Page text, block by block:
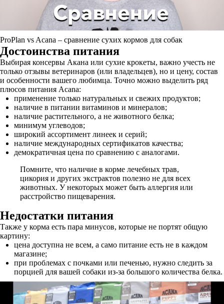
ProPlan vs Acana – сравнение сухих кормов для собак
Достоинства питания
Выбирая консервы Акана или сухие крокеты, важно учесть не
только отзывы ветеринаров (или владельцев), но и цену, состав
и особенности вашего любимца. Точно можно выделить ряд
плюсов питания Acana:
применение только натуральных и свежих продуктов;
наличие в питании витаминов и минералов;
наличие растительного, а не животного белка;
минимум углеводов;
широкий ассортимент линеек и серий;
наличие международных сертификатов качества;
демократичная цена по сравнению с аналогами.
Помните, что наличие в корме лечебных трав,
цикория и других экстрактов полезно не для всех
животных. У некоторых может быть аллергия или
расстройство пищеварения.
Недостатки питания
Также у корма есть пара минусов, которые не портят общую
картину:
цена доступна не всем, а само питание есть не в каждом
магазине;
при проблемах с почками или печенью, нужно следить за
порцией для вашей собаки из-за большого количества белка.